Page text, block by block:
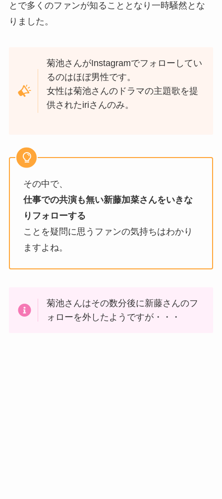
とで多くのファンが知ることとなり一時騒然とな
りました。
菊池さんがInstagramでフォローしてい
るのはほぼ男性です。
女性は菊池さんのドラマの主題歌を提
供されたiriさんのみ。
その中で、
仕事での共演も無い新藤加菜さんをいきな
りフォローする
ことを疑問に思うファンの気持ちはわかり
ますよね。
菊池さんはその数分後に新藤さんのフ
ォローを外したようですが・・・